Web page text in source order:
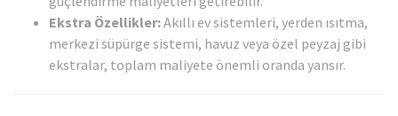
Ekstra Özellikler:Akıllı ev sistemleri, yerden ısıtma,
merkezi süpürge sistemi, havuz veya özel peyzaj gibi
ekstralar, toplam maliyete önemli oranda yansır.